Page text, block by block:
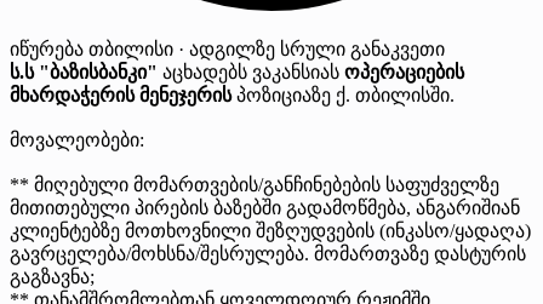
იწურება თბილისი · ადგილზე სრული განაკვეთი
ს.ს "ბაზისბანკი" აცხადებს ვაკანსიას ოპერაციების
მხარდაჭერის მენეჯერისპოზიციაზე ქ. თბილისში.
მოვალეობები:
** მიღებული მომართვების/განჩინებების საფუძველზე
მითითებული პირების ბაზებში გადამოწმება, ანგარიშიან
კლიენტებზე მოთხოვნილი შეზღუდვების (ინკასო/ყადაღა)
გავრცელება/მოხსნა/შესრულება. მომართვაზე დასტურის
გაგზავნა;
** თანამშრომლებთან ყოველდღიურ რეჟიმში